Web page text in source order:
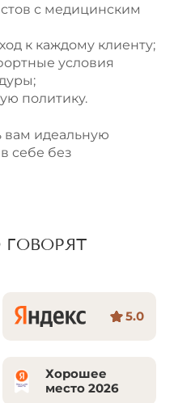
с медицинским
к каждому клиенту;
условия
политику.
вам идеальную
себе без
5.0
Хорошее
место 2026